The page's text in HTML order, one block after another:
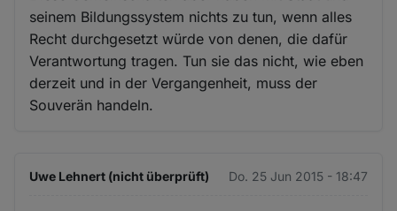
seinem Bildungssystem nichts zu tun, wenn alles
Recht durchgesetzt würde von denen, die dafür
Verantwortung tragen. Tun sie das nicht, wie eben
derzeit und in der Vergangenheit, muss der
Souverän handeln.
Uwe Lehnert (nicht überprüft) Do. 25 Jun 2015 - 18:47